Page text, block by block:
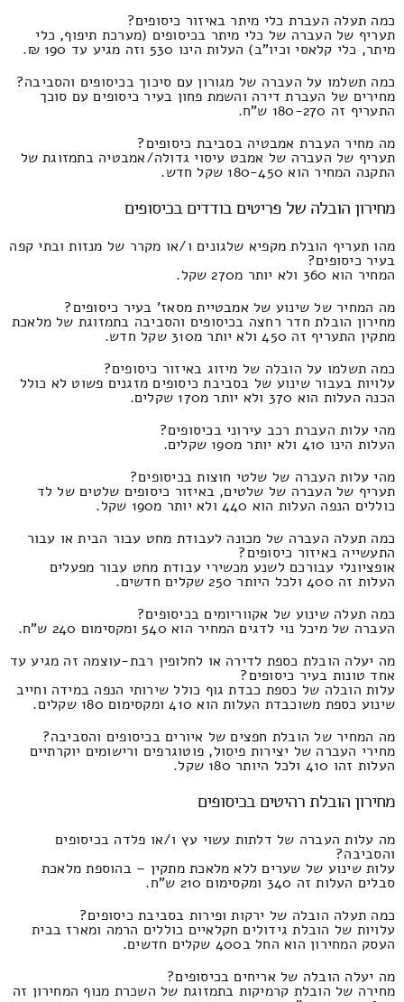
כמה תעלה העברת כלי מיתר באיזור כיסופים?
תעריף של העברה של כלי מיתר בכיסופים (מערכת תיפוף, כלי
מיתר, כלי קלאסי וכיו"ב) העלות הינו 530 וזה מגיע עד 190 ₪.
כמה תשלמו על העברה של מגורון עם סיכוך בכיסופים והסביבה?
מחירים של העברת דירה והשמת פחון בעיר כיסופים עם סוכך
התעריף זה 180-270 ש"ח.
מה מחיר העברת אמבטיה בסביבת כיסופים?
תעריף של העברה של אמבט עיסוי גדולה/אמבטיה בתמזוגת של
התקנה המחיר הוא 180-450 שקל חדש.
מחירון הובלה של פריטים בודדים בכיסופים
מהו תעריף הובלת מקפיא שלגונים ו/או מקרר של מנזות ובתי קפה
בעיר כיסופים?
המחיר הוא 360 ולא יותר מ270 שקל.
מה המחיר של שינוע של אמבטיית מסאז' בעיר כיסופים?
מחירון הובלת חדר רחצה בכיסופים והסביבה בתמזוגת של מלאכת
מתקין התעריף זה 450 ולא יותר מ310 שקל חדש.
כמה תשלמו על הובלה של מיזוג באיזור כיסופים?
עלויות בעבור שינוע של בסביבת כיסופים מזגנים פשוט לא כולל
הכנה העלות הוא 370 ולא יותר מ170 שקלים.
מהי עלות העברת רכב עירוני בכיסופים?
העלות הינו 410 ולא יותר מ190 שקלים.
מהי עלות העברה של שלטי חוצות בכיסופים?
תעריף של העברה של שלטים, באיזור כיסופים שלטים של לד
כוללים הנפה העלות הוא 440 ולא יותר מ190 שקל.
כמה תעלה העברה של מכונה לעבודת מחט עבור הבית או עבור
התעשייה באיזור כיסופים?
אופציונלי עבורכם לשנע מכשירי עבודת מחט עבור מפעלים
העלות זה 400 ולכל היותר 250 שקלים חדשים.
כמה תעלה שינוע של אקווריומים בכיסופים?
העברה של מיכל נוי לדגים המחיר הוא 540 ומקסימום 240 ש"ח.
מה יעלה הובלת כספת לדירה או לחלופין רבת-עוצמה זה מגיע עד
אחד טונות בעיר כיסופים?
עלות הובלה של כספת כבדת גוף כולל שירותי הנפה במידה וחייב
שינוע כספת משוכבדת העלות הוא 410 ומקסימום 180 שקלים.
מה המחיר של הובלת חפצים של איורים בכיסופים והסביבה?
מחירי העברה של יצירות פיסול, פוטוגרפים ורישומים יוקרתיים
העלות זהו 410 ולכל היותר 180 שקל.
מחירון הובלת רהיטים בכיסופים
מה עלות העברה של דלתות עשוי עץ ו/או פלדה בכיסופים
והסביבה?
עלות שינוע של שערים ללא מלאכת מתקין – בהוספת מלאכת
סבלים העלות זה 340 ומקסימום 210 ש"ח.
כמה תעלה הובלה של ירקות ופירות בסביבת כיסופים?
עלויות של הובלת גידולים חקלאיים כוללים הרמה ומארז בבית
העסק המחירון הוא החל ב400 שקלים חדשים.
מה יעלה הובלה של אריחים בכיסופים?
מחירה של הובלת קרמיקות בתמזוגת של השכרת מנוף המחירון זה